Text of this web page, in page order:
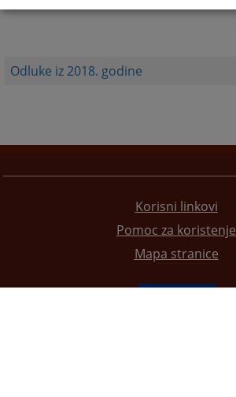
Odluke iz 2018. godine
Korisni linkovi
Pomoc za koristenje
Mapa stranice